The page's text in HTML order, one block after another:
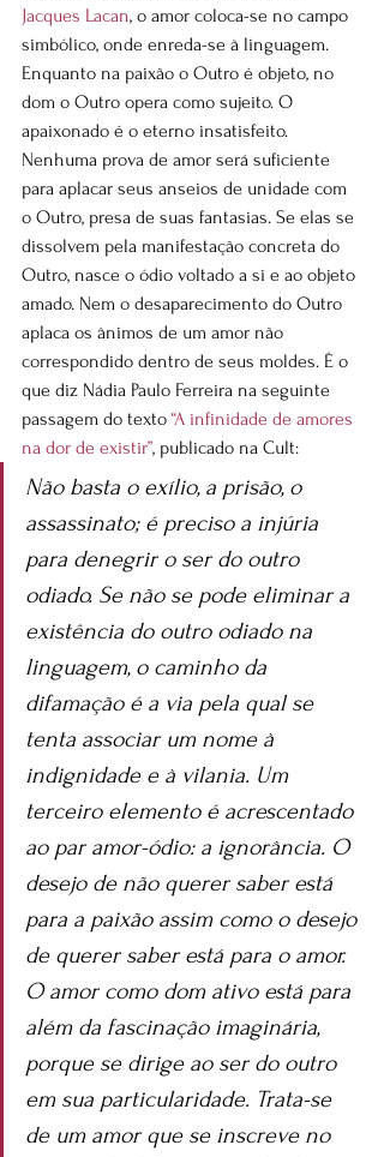
Jacques Lacan, o amor coloca-se no campo
simbólico, onde enreda-se à linguagem.
Enquanto na paixão o Outro é objeto, no
dom o Outro opera como sujeito. O
apaixonado é o eterno insatisfeito.
Nenhuma prova de amor será suficiente
para aplacar seus anseios de unidade com
o Outro, presa de suas fantasias. Se elas se
dissolvem pela manifestação concreta do
Outro, nasce o ódio voltado a si e ao objeto
amado. Nem o desaparecimento do Outro
aplaca os ânimos de um amor não
correspondido dentro de seus moldes. É o
que diz Nádia Paulo Ferreira na seguinte
passagem do texto “A infinidade de amores
na dor de existir”, publicado na Cult:
Não basta o exílio, a prisão, o
assassinato; é preciso a injúria
para denegrir o ser do outro
odiado. Se não se pode eliminar a
existência do outro odiado na
linguagem, o caminho da
difamação é a via pela qual se
tenta associar um nome à
indignidade e à vilania. Um
terceiro elemento é acrescentado
ao par amor-ódio: a ignorância. O
desejo de não querer saber está
para a paixão assim como o desejo
de querer saber está para o amor.
O amor como dom ativo está para
além da fascinação imaginária,
porque se dirige ao ser do outro
em sua particularidade. Trata-se
de um amor que se inscreve no